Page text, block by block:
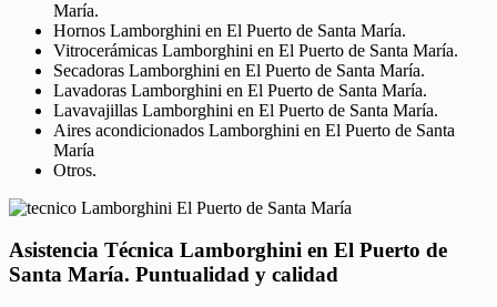
María.
Hornos Lamborghini en El Puerto de Santa María.
Vitrocerámicas Lamborghini en El Puerto de Santa María.
Secadoras Lamborghini en El Puerto de Santa María.
Lavadoras Lamborghini en El Puerto de Santa María.
Lavavajillas Lamborghini en El Puerto de Santa María.
Aires acondicionados Lamborghini en El Puerto de Santa
María
Otros.
Asistencia Técnica Lamborghini en El Puerto de
Santa María. Puntualidad y calidad